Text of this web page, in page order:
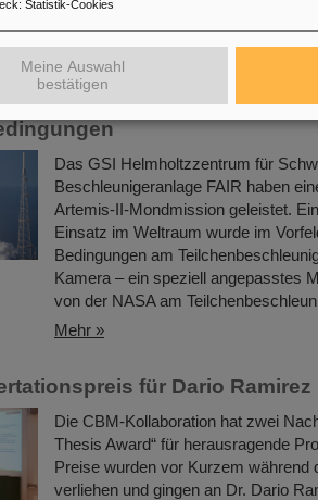
von GSI/FAIR zur
Test einer Weltraumkamera
Das GSI Helmholtzzentrum für
Beschleunigeranlage FAIR haben
Artemis-II-Mondmission geleistet.
Einsatz im Weltraum wurde im
Bedingungen am
Kamera – ein speziell angepasstes
von der NASA am
Mehr »
für Dario
Die CBM-Kollaboration hat zwei
Thesis Award“ für herausragende
Preise wurden vor Kurzem während
verliehen und gingen an Dr. Dario
: Statistik-Cookies
Meine Auswahl
bestätigen